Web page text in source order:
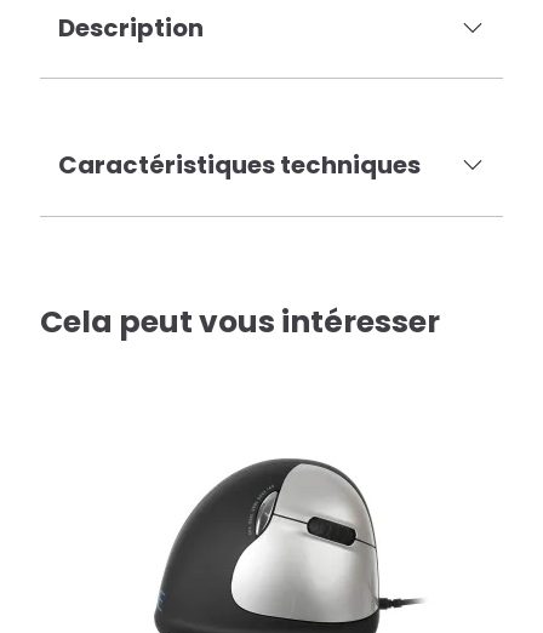
Description
Caractéristiques techniques
Cela peut vous intéresser